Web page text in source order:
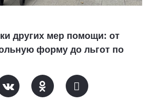
других мер помощи: от
форму до льгот по